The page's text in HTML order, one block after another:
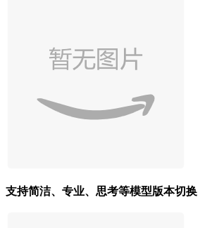
支持简洁、专业、思考等模型版本切换